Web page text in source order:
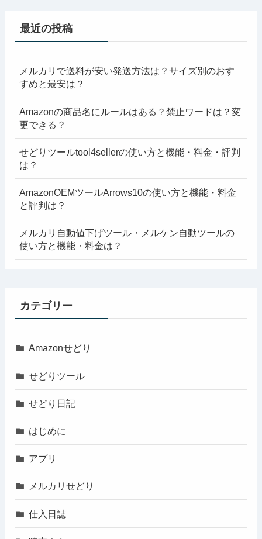
最近の投稿
メルカリで送料が安い発送方法は？サイズ別のおす
すめと最安は？
Amazonの商品名にルールはある？禁止ワードは？変
更できる？
せどりツールtool4sellerの使い方と機能・料金・評判
は？
AmazonOEMツールArrows10の使い方と機能・料金
と評判は？
メルカリ自動値下げツール・メルケン自動ツールの
使い方と機能・料金は？
カテゴリー
Amazonせどり
せどりツール
せどり日記
はじめに
アプリ
メルカリせどり
仕入日誌